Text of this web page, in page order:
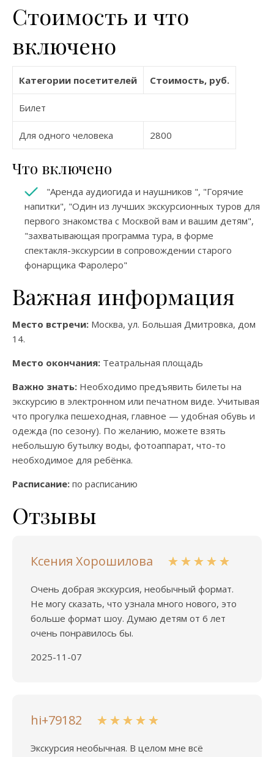
Стоимость и что
включено
Категории посетителей Стоимость, руб.
Билет
Для одного человека 2800
Что включено
"Аренда аудиогида и наушников ", "Горячие
напитки", "Один из лучших экскурсионных туров для
первого знакомства с Москвой вам и вашим детям",
"захватывающая программа тура, в форме
спектакля-экскурсии в сопровождении старого
фонарщика Фаролеро"
Важная информация
Место встречи: Москва, ул. Большая Дмитровка, дом
14.
Место окончания: Театральная площадь
Важно знать: Необходимо предъявить билеты на
экскурсию в электронном или печатном виде. Учитывая
что прогулка пешеходная, главное — удобная обувь и
одежда (по сезону). По желанию, можете взять
небольшую бутылку воды, фотоаппарат, что-то
необходимое для ребёнка.
Расписание: по расписанию
Отзывы
Ксения Хорошилова
Очень добрая экскурсия, необычный формат.
Не могу сказать, что узнала много нового, это
больше формат шоу. Думаю детям от 6 лет
очень понравилось бы.
2025-11-07
hi+79182
Экскурсия необычная. В целом мне всё